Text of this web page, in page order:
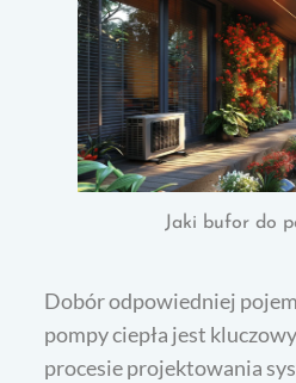
Jaki bufor do
Dobór odpowiedniej
pompy ciepła jest
procesie projektowania